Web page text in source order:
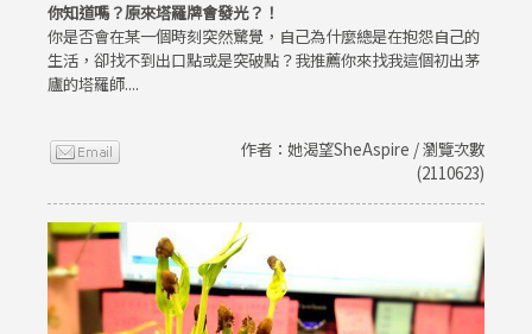
你知道嗎？原來塔羅牌會發光？！
你是否會在某一個時刻突然驚覺，自己為什麼總是在抱怨自己的
生活，卻找不到出口點或是突破點？我推薦你來找我這個初出茅
廬的塔羅師....
作者：她渴望SheAspire / 瀏覽次數
(2110623)